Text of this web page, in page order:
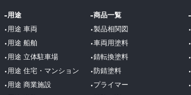
用途
用途 車両
用途 船舶
用途 立体駐車場
用途 住宅・マンション
用途 商業施設
商品一覧
製品相関図
車両用塗料
錆転換塗料
防錆塗料
プライマー